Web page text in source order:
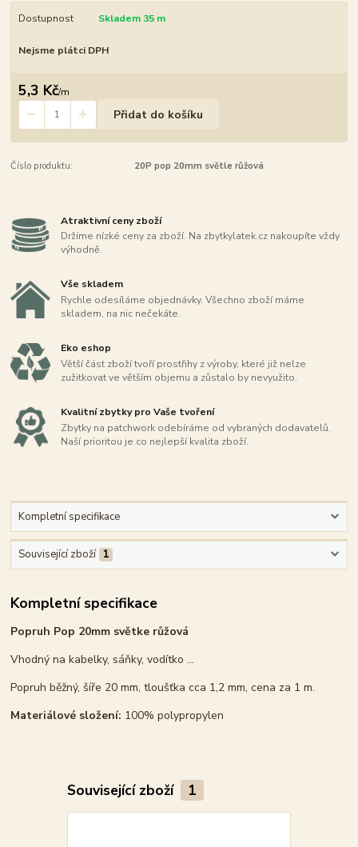
Dostupnost Skladem 35 m
Nejsme plátci DPH
5,3 Kč/m
Přidat do košíku
Číslo produktu: 20P pop 20mm světle růžová
Atraktivní ceny zboží
Držíme nízké ceny za zboží. Na zbytkylatek.cz nakoupíte vždy
výhodně.
Vše skladem
Rychle odesíláme objednávky. Všechno zboží máme
skladem, na nic nečekáte.
Eko eshop
Větší část zboží tvoří prostřihy z výroby, které již nelze
zužitkovat ve větším objemu a zůstalo by nevyužito.
Kvalitní zbytky pro Vaše tvoření
Zbytky na patchwork odebíráme od vybraných dodavatelů.
Naší prioritou je co nejlepší kvalita zboží.
Kompletní specifikace
Související zboží 1
Kompletní specifikace
Popruh Pop 20mm světke růžová
Vhodný na kabelky, sáňky, vodítko ...
Popruh běžný, šíře 20 mm, tloušťka cca 1,2 mm, cena za 1 m.
Materiálové složení: 100% polypropylen
Související zboží 1